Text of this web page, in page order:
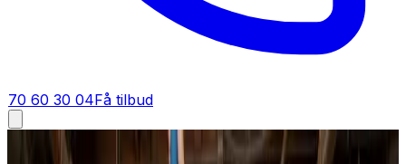
70 60 30 04Få tilbud
Ventilationsfirma i Rønnede